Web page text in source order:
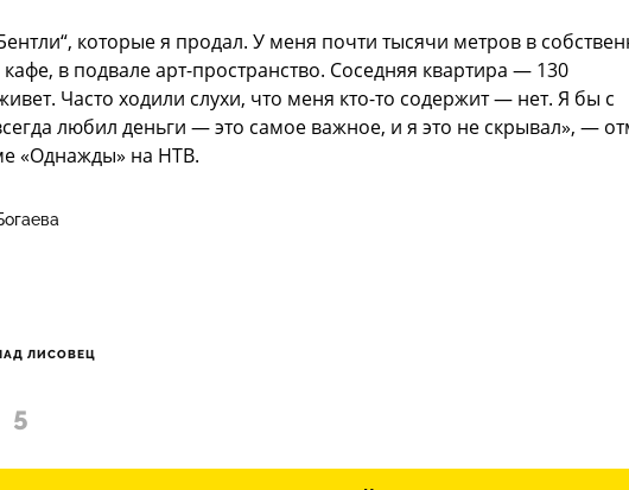
которые я продал. У меня почти тысячи метров в
в подвале арт-пространство. Соседняя квартира — 130
Часто ходили слухи, что меня кто-то содержит — нет. Я бы с
любил деньги — это самое важное, и я это не скрывал», —
«Однажды» на НТВ.
ЛИСОВЕЦ
5